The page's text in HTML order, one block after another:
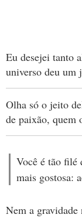
Eu desejei tanto
universo deu um
Olha só o jeito
de paixão, quem
Você é tão filé
mais gostosa:
Nem a